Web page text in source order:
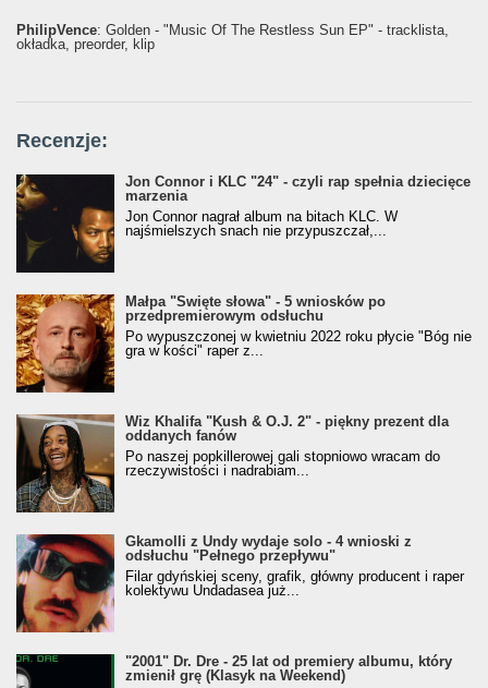
PhilipVence: Golden - "Music Of The Restless Sun EP" - tracklista,
okładka, preorder, klip
Recenzje:
Jon Connor i KLC "24" - czyli rap spełnia dziecięce
marzenia
Jon Connor nagrał album na bitach KLC. W
najśmielszych snach nie przypuszczał,...
Małpa "Święte słowa" - 5 wniosków po
przedpremierowym odsłuchu
Po wypuszczonej w kwietniu 2022 roku płycie "Bóg nie
gra w kości" raper z...
Wiz Khalifa "Kush & O.J. 2" - piękny prezent dla
oddanych fanów
Po naszej popkillerowej gali stopniowo wracam do
rzeczywistości i nadrabiam...
Gkamolli z Undy wydaje solo - 4 wnioski z
odsłuchu "Pełnego przepływu"
Filar gdyńskiej sceny, grafik, główny producent i raper
kolektywu Undadasea już...
"2001" Dr. Dre - 25 lat od premiery albumu, który
zmienił grę (Klasyk na Weekend)